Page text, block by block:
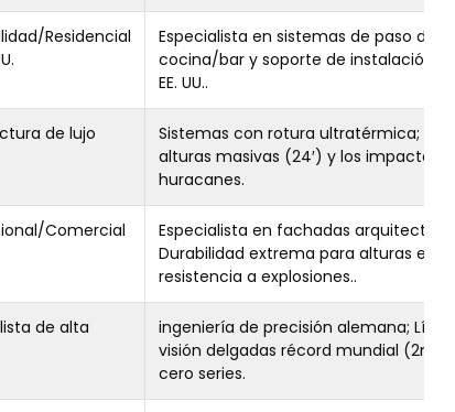
Residencial
Especialista en sistemas de paso de
cocina/bar y soporte de instalación
EE. UU..
de lujo
Sistemas con rotura ultratérmica;
alturas masivas (24′) y los impactos
huracanes.
Comercial
Especialista en fachadas
Durabilidad extrema para alturas
resistencia a explosiones..
de alta
ingeniería de precisión alemana;
visión delgadas récord mundial (2mm)
cero series.